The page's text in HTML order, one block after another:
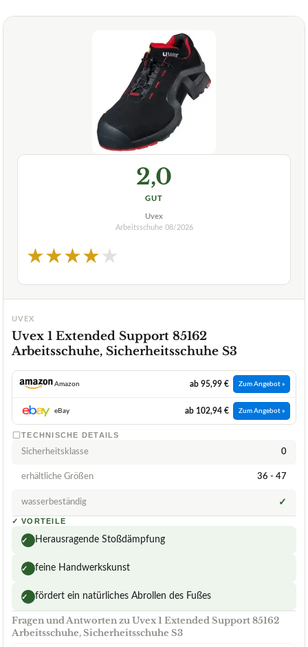
2,0
GUT
Uvex
Arbeitsschuhe 08/2026
★★★★★
UVEX
Uvex 1 Extended Support 85162
Arbeitsschuhe, Sicherheitsschuhe S3
Amazon ab 95,99 € Zum Angebot »
eBay ab 102,94 € Zum Angebot »
TECHNISCHE DETAILS
Sicherheitsklasse 0
erhältliche Größen 36 - 47
wasserbeständig ✓
✓ VORTEILE
✓ Herausragende Stoßdämpfung
✓ feine Handwerkskunst
✓ fördert ein natürliches Abrollen des Fußes
Fragen und Antworten zu Uvex 1 Extended Support 85162
Arbeitsschuhe, Sicherheitsschuhe S3